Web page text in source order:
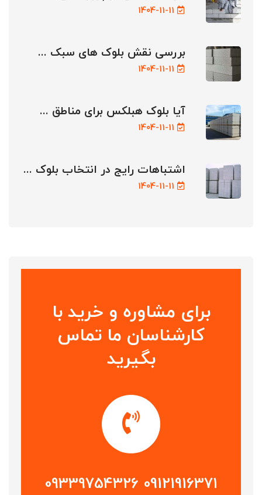
1404-11-11
بررسی نقش بلوک های سبک ...
1404-11-11
آیا بلوک هبلکس برای مناطق ...
1404-11-11
اشتباهات رایج در انتخاب بلوک ...
1404-11-11
برای مشاوره و خرید با
کارشناسان ما تماس
بگیرید
09121916371 09339754326